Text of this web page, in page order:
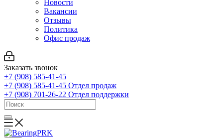
Новости
Вакансии
Отзывы
Политика
Офис продаж
Заказать звонок
+7 (908) 585-41-45
+7 (908) 585-41-45 Отдел продаж
+7 (908) 701-26-22 Отдел поддержки